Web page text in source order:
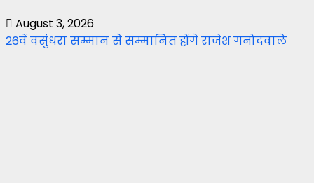
August 3, 2026
26वें वसुंधरा सम्मान से सम्मानित होंगे राजेश गनोदवाले